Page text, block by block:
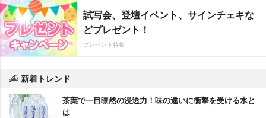
試写会、登壇イベント、サインチェキな
どプレゼント！
プレゼント特集
新着トレンド
茶葉で一目瞭然の浸透力！味の違いに衝撃を受ける水と
は